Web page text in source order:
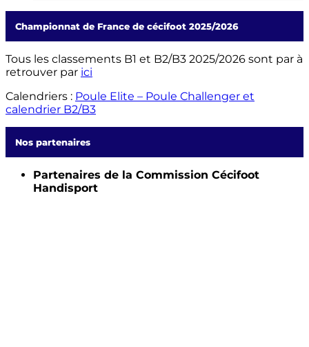
Championnat de France de cécifoot 2025/2026
Tous les classements B1 et B2/B3 2025/2026 sont par à
retrouver par ici
Calendriers : Poule Elite – Poule Challenger et
calendrier B2/B3
Nos partenaires
Partenaires de la Commission Cécifoot
Handisport